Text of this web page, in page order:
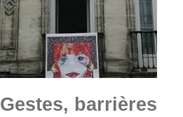
Gestes, barrières